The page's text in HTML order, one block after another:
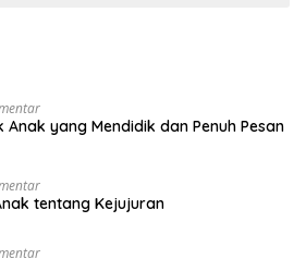
Anak yang Mendidik dan Penuh Pesan
tentang Kejujuran